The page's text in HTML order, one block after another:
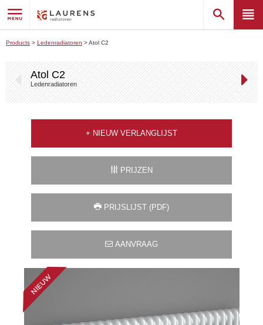
Products > Ledenradiatoren >Atol C2
Atol C2
Ledenradiatoren
+ NIEUW VERLANGLIJST
PRIJZEN
PRIJSLIJST (PDF)
AANVRAAG